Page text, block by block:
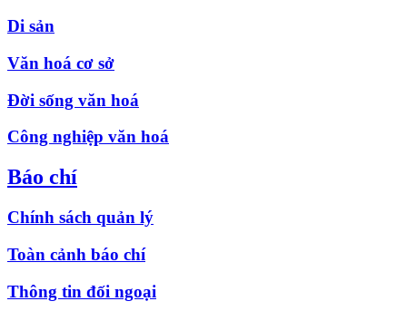
Di sản
Văn hoá cơ sở
Đời sống văn hoá
Công nghiệp văn hoá
Báo chí
Chính sách quản lý
Toàn cảnh báo chí
Thông tin đối ngoại